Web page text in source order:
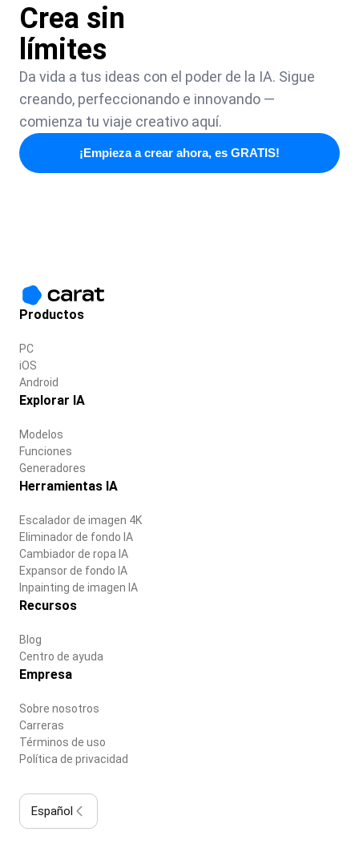
Crea sin
límites
Da vida a tus ideas con el poder de la IA. Sigue
creando, perfeccionando e innovando —
comienza tu viaje creativo aquí.
¡Empieza a crear ahora, es GRATIS!
Productos
PC
iOS
Android
Explorar IA
Modelos
Funciones
Generadores
Herramientas IA
Escalador de imagen 4K
Eliminador de fondo IA
Cambiador de ropa IA
Expansor de fondo IA
Inpainting de imagen IA
Recursos
Blog
Centro de ayuda
Empresa
Sobre nosotros
Carreras
Términos de uso
Política de privacidad
Español